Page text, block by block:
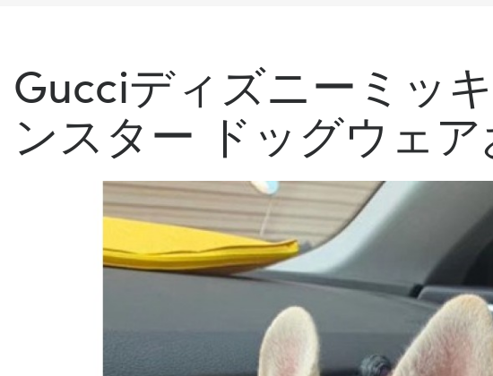
Gucciディズニーミッ
ンスター ドッグウェ